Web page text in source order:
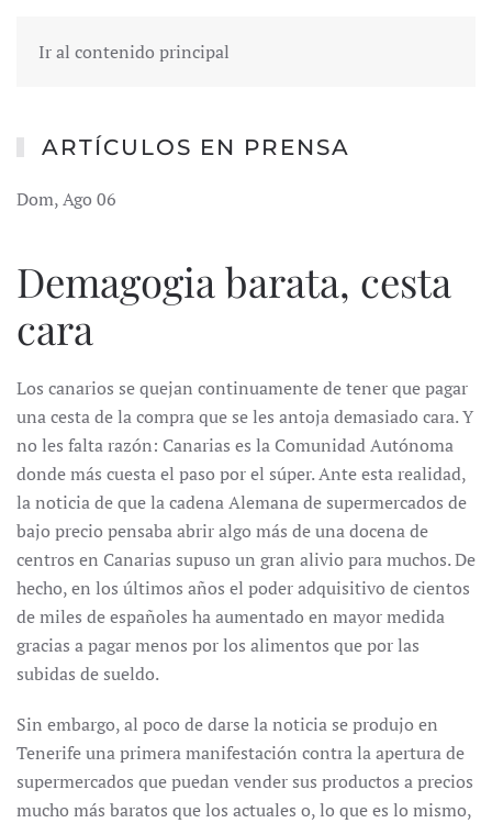
Ir al contenido principal
ARTÍCULOS EN PRENSA
Dom, Ago 06
Demagogia barata, cesta
cara
Los canarios se quejan continuamente de tener que pagar
una cesta de la compra que se les antoja demasiado cara. Y
no les falta razón: Canarias es la Comunidad Autónoma
donde más cuesta el paso por el súper. Ante esta realidad,
la noticia de que la cadena Alemana de supermercados de
bajo precio pensaba abrir algo más de una docena de
centros en Canarias supuso un gran alivio para muchos. De
hecho, en los últimos años el poder adquisitivo de cientos
de miles de españoles ha aumentado en mayor medida
gracias a pagar menos por los alimentos que por las
subidas de sueldo.
Sin embargo, al poco de darse la noticia se produjo en
Tenerife una primera manifestación contra la apertura de
supermercados que puedan vender sus productos a precios
mucho más baratos que los actuales o, lo que es lo mismo,